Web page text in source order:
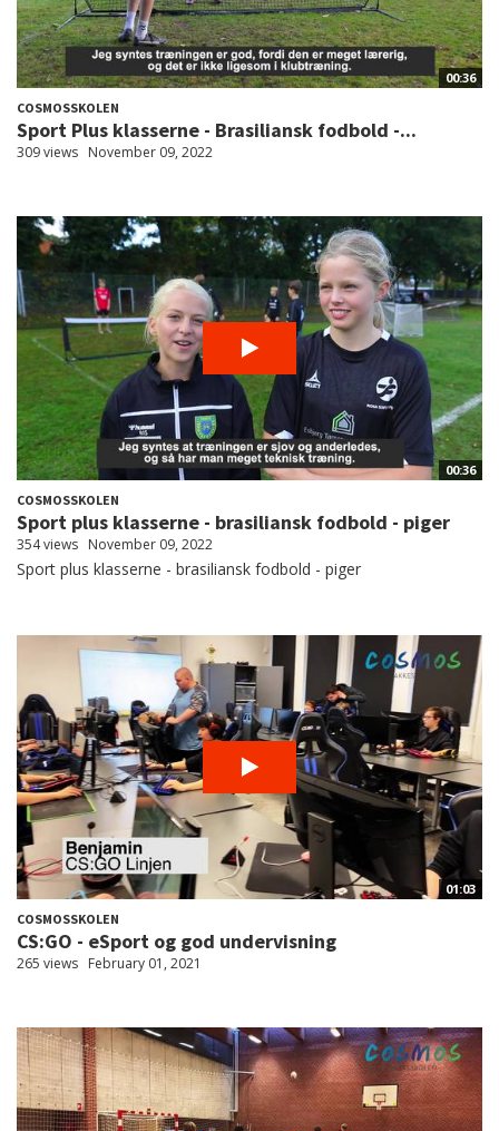
00:36
COSMOSSKOLEN
Sport Plus klasserne - Brasiliansk fodbold -...
309 views November 09, 2022
00:36
COSMOSSKOLEN
Sport plus klasserne - brasiliansk fodbold - piger
354 views November 09, 2022
Sport plus klasserne - brasiliansk fodbold - piger
01:03
COSMOSSKOLEN
CS:GO - eSport og god undervisning
265 views February 01, 2021